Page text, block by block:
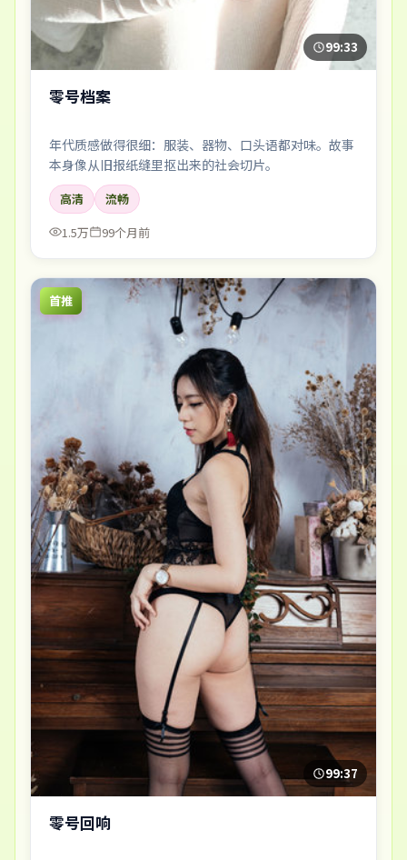
99:33
零号档案
年代质感做得很细：服装、器物、口头语都对味。故事
本身像从旧报纸缝里抠出来的社会切片。
高清
流畅
1.5万
99个月前
首推
99:37
零号回响